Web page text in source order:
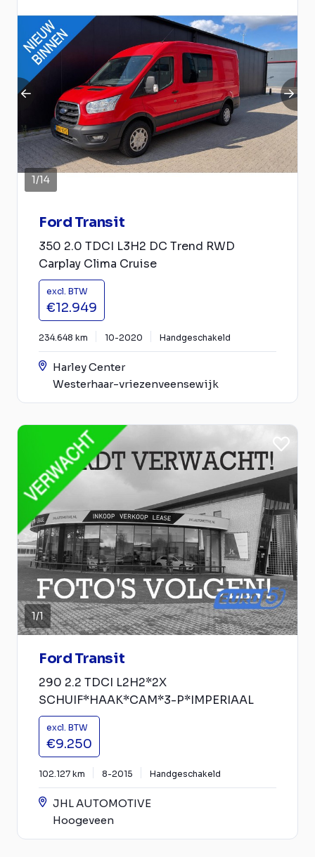
1/14
Ford Transit
350 2.0 TDCI L3H2 DC Trend RWD
Carplay Clima Cruise
excl. BTW
€12.949
234.648 km 10-2020 Handgeschakeld
Harley Center
Westerhaar-vriezenveensewijk
1/1
Ford Transit
290 2.2 TDCI L2H2*2X
SCHUIF*HAAK*CAM*3-P*IMPERIAAL
excl. BTW
€9.250
102.127 km 8-2015 Handgeschakeld
JHL AUTOMOTIVE
Hoogeveen